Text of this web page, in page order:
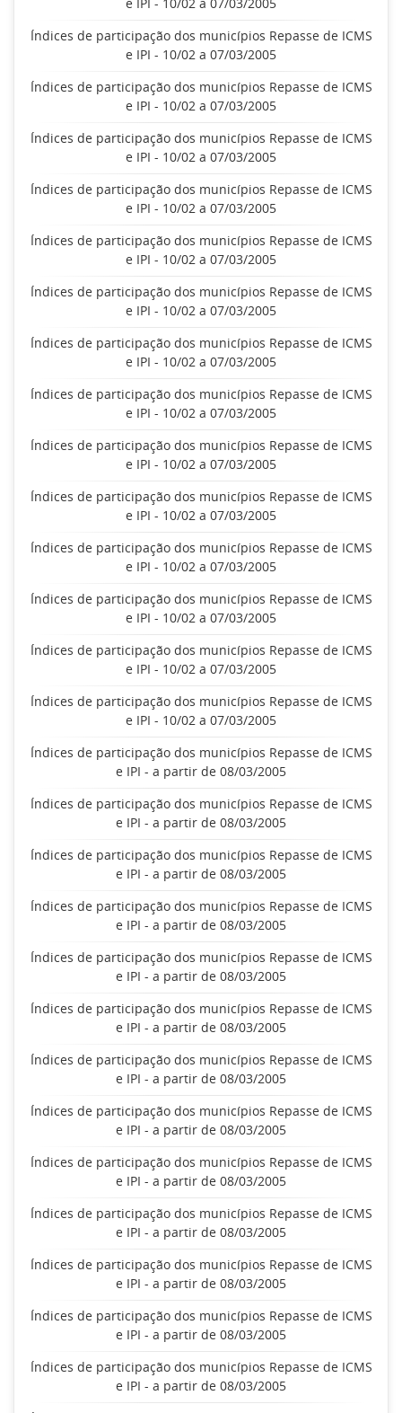
Índices de participação dos municípios Repasse de ICMS
e IPI - 10/02 a 07/03/2005
Índices de participação dos municípios Repasse de ICMS
e IPI - 10/02 a 07/03/2005
Índices de participação dos municípios Repasse de ICMS
e IPI - 10/02 a 07/03/2005
Índices de participação dos municípios Repasse de ICMS
e IPI - 10/02 a 07/03/2005
Índices de participação dos municípios Repasse de ICMS
e IPI - 10/02 a 07/03/2005
Índices de participação dos municípios Repasse de ICMS
e IPI - 10/02 a 07/03/2005
Índices de participação dos municípios Repasse de ICMS
e IPI - 10/02 a 07/03/2005
Índices de participação dos municípios Repasse de ICMS
e IPI - 10/02 a 07/03/2005
Índices de participação dos municípios Repasse de ICMS
e IPI - 10/02 a 07/03/2005
Índices de participação dos municípios Repasse de ICMS
e IPI - 10/02 a 07/03/2005
Índices de participação dos municípios Repasse de ICMS
e IPI - 10/02 a 07/03/2005
Índices de participação dos municípios Repasse de ICMS
e IPI - 10/02 a 07/03/2005
Índices de participação dos municípios Repasse de ICMS
e IPI - 10/02 a 07/03/2005
Índices de participação dos municípios Repasse de ICMS
e IPI - 10/02 a 07/03/2005
Índices de participação dos municípios Repasse de ICMS
e IPI - a partir de 08/03/2005
Índices de participação dos municípios Repasse de ICMS
e IPI - a partir de 08/03/2005
Índices de participação dos municípios Repasse de ICMS
e IPI - a partir de 08/03/2005
Índices de participação dos municípios Repasse de ICMS
e IPI - a partir de 08/03/2005
Índices de participação dos municípios Repasse de ICMS
e IPI - a partir de 08/03/2005
Índices de participação dos municípios Repasse de ICMS
e IPI - a partir de 08/03/2005
Índices de participação dos municípios Repasse de ICMS
e IPI - a partir de 08/03/2005
Índices de participação dos municípios Repasse de ICMS
e IPI - a partir de 08/03/2005
Índices de participação dos municípios Repasse de ICMS
e IPI - a partir de 08/03/2005
Índices de participação dos municípios Repasse de ICMS
e IPI - a partir de 08/03/2005
Índices de participação dos municípios Repasse de ICMS
e IPI - a partir de 08/03/2005
Índices de participação dos municípios Repasse de ICMS
e IPI - a partir de 08/03/2005
Índices de participação dos municípios Repasse de ICMS
e IPI - a partir de 08/03/2005